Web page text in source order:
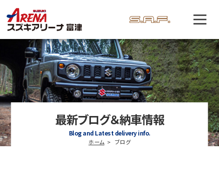
最新ブログ＆納車情報
Blog and Latest delivery info.
ホーム ブログ